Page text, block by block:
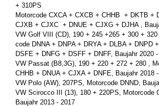
+ 310PS
Mo­tor­code CXCA + CXCB + CHHB + DKTB +
CJXB + CJXC + DNUE + CJXG + DJHA ,
VW Golf VIII (CD), 190 + 245 +265 + 300 +
code DNNA + DNPA + DRYA + DLBA + DNPD
DSFE + DNFG + DSFF + DNFF, Bau­jahr 2020 -
VW Pas­sat (B8,3G), 190 + 220 + 272 + 280 ,
CHHB + DNUA + CJXA + DNFE, Bau­jahr 2018
VW Polo (AW), 207PS, Mo­tor­code DNND,
VW Sci­roc­co III (13), 180 + 220PS, Mo­tor­code
Bau­jahr 2013 - 2017